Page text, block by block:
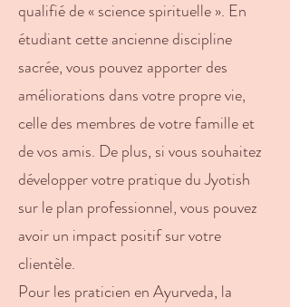
qualifié de « science spirituelle ». En
étudiant cette ancienne discipline
sacrée, vous pouvez apporter des
améliorations dans votre propre vie,
celle des membres de votre famille et
de vos amis. De plus, si vous souhaitez
développer votre pratique du Jyotish
sur le plan professionnel, vous pouvez
avoir un impact positif sur votre
clientèle.
Pour les praticien en Ayurveda, la